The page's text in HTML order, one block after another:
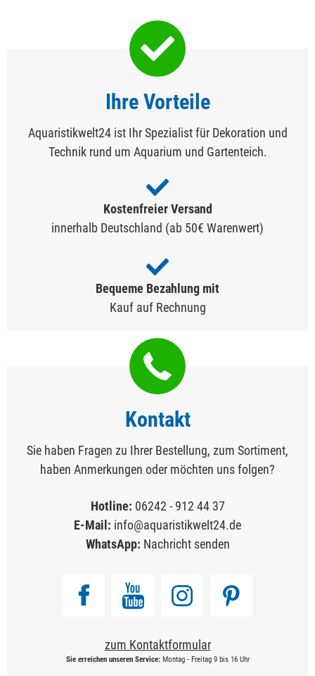
Ihre Vorteile
Aquaristikwelt24 ist Ihr Spezialist für Dekoration und
Technik rund um Aquarium und Gartenteich.
Kostenfreier Versand
innerhalb Deutschland (ab 50€ Warenwert)
Bequeme Bezahlung mit
Kauf auf Rechnung
Kontakt
Sie haben Fragen zu Ihrer Bestellung, zum Sortiment,
haben Anmerkungen oder möchten uns folgen?
Hotline: 06242 - 912 44 37
E-Mail: info@aquaristikwelt24.de
WhatsApp: Nachricht senden
zum Kontaktformular
Sie erreichen unseren Service:Montag - Freitag 9 bis 16 Uhr